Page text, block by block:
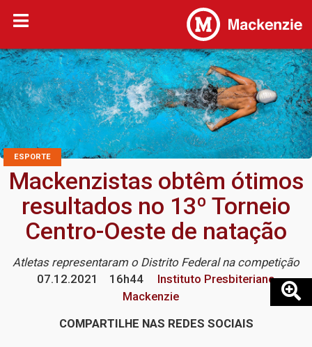
ESPORTE
Mackenzistas obtêm ótimos
resultados no 13º Torneio
Centro-Oeste de natação
Atletas representaram o Distrito Federal na competição
07.12.2021
16h44
Instituto Presbiteriano
Mackenzie
COMPARTILHE NAS REDES SOCIAIS